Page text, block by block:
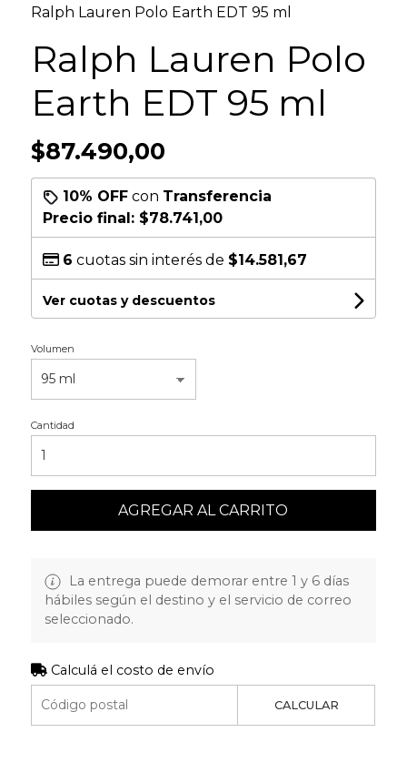
Ralph Lauren Polo Earth EDT 95 ml
Ralph Lauren Polo
Earth EDT 95 ml
$87.490,00
10% OFFcon Transferencia
Precio final: $78.741,00
6 cuotas sin interés de $14.581,67
Ver cuotas y descuentos
Volumen
Cantidad
AGREGAR AL CARRITO
La entrega puede demorar entre 1 y 6 días
hábiles según el destino y el servicio de correo
seleccionado.
Calculá el costo de envío
CALCULAR